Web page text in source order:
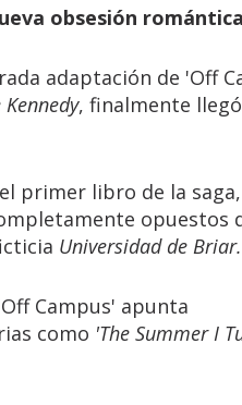
obsesión romántica
adaptación de 'Off
Kennedy, finalmente
primer libro de la
opuestos
Universidad de Briar.
Campus' apunta
como 'The Summer I